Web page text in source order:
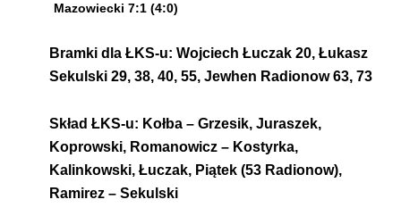
Mazowiecki 7:1 (4:0)
Bramki dla ŁKS-u: Wojciech Łuczak 20, Łukasz
Sekulski 29, 38, 40, 55, Jewhen Radionow 63, 73
Skład ŁKS-u: Kołba – Grzesik, Juraszek,
Koprowski, Romanowicz – Kostyrka,
Kalinkowski, Łuczak, Piątek (53 Radionow),
Ramirez – Sekulski